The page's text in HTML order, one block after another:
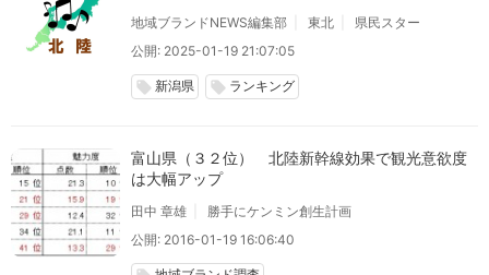
地域ブランドNEWS編集部 東北
県民スター
公開: 2025-01-19 21:07:05
local_offer 新潟県 local_offer ランキング
富山県（３２位） 北陸新幹線効果で観光意欲度
は大幅アップ
田中 章雄
勝手にケンミン創生計画
公開: 2016-01-19 16:06:40